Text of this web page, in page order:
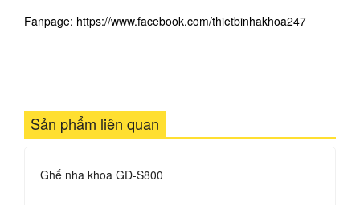
Fanpage: https://www.facebook.com/thietbinhakhoa247
Sản phẩm liên quan
Ghế nha khoa GD-S800